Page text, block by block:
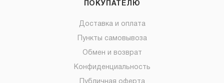
ПОКУПАТЕЛЮ
Доставка и оплата
Пункты самовывоза
Обмен и возврат
Конфиденциальность